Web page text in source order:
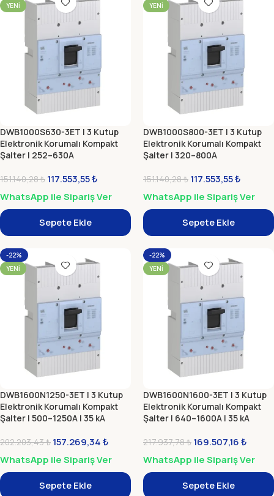
YENI
DWB1000S630-3ET | 3 Kutup
Elektronik Korumalı Kompakt
Şalter | 252–630A
151.140,28₺ 117.553,55₺
WhatsApp ile Sipariş Ver
Sepete Ekle
YENI
DWB1000S800-3ET | 3 Kutup
Elektronik Korumalı Kompakt
Şalter | 320–800A
151.140,28₺ 117.553,55₺
WhatsApp ile Sipariş Ver
Sepete Ekle
-22%
YENI
DWB1600N1250-3ET | 3 Kutup
Elektronik Korumalı Kompakt
Şalter | 500–1250A | 35 kA
202.203,43₺ 157.269,34₺
WhatsApp ile Sipariş Ver
Sepete Ekle
-22%
YENI
DWB1600N1600-3ET | 3 Kutup
Elektronik Korumalı Kompakt
Şalter | 640–1600A | 35 kA
217.937,78₺ 169.507,16₺
WhatsApp ile Sipariş Ver
Sepete Ekle